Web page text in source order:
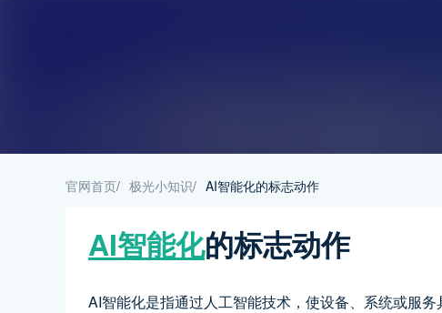
官网首页/ 极光小知识/ AI智能化的标志动作
AI智能化的标志动作
AI智能化是指通过人工智能技术，使设备、系统或服